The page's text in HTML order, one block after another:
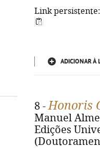
Link
ADICIONAR À
8 -Honoris
Manuel
Edições